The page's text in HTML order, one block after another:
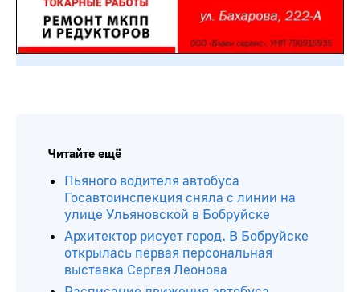
Читайте ещё
Пьяного водителя автобуса
Госавтоинспекция сняла с линии на
улице Ульяновской в Бобруйске
Архитектор рисует город. В Бобруйске
открылась первая персональная
выставка Сергея Леонова